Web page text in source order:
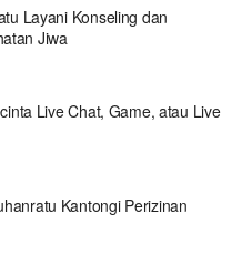
Layani Konseling dan
Jiwa
Live Chat, Game, atau Live
Kantongi Perizinan